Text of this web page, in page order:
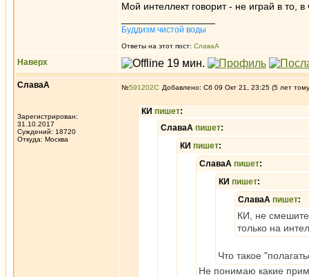
Мой интеллект говорит - не играй в то,
Буддизм чистой воды
Ответы на этот пост: СлаваА
Наверх
СлаваА
Зарегистрирован:
31.10.2017
Суждений: 18720
Откуда: Москва
№591202 Добавлено: Сб 09 Окт 21, 23:25 (5 лет
КИ пишет:
СлаваА пишет:
КИ пишет:
СлаваА пишет:
КИ пишет:
СлаваА пишет:
КИ, не
только на
Что такое
Не понимаю какие